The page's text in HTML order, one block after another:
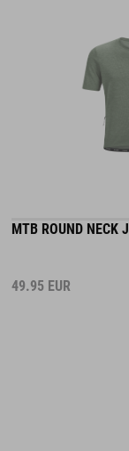
MTB ROUND NECK
49.95 EUR